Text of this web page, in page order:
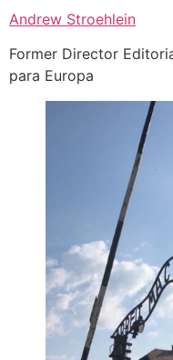
Andrew Stroehlein
Former Director
para Europa